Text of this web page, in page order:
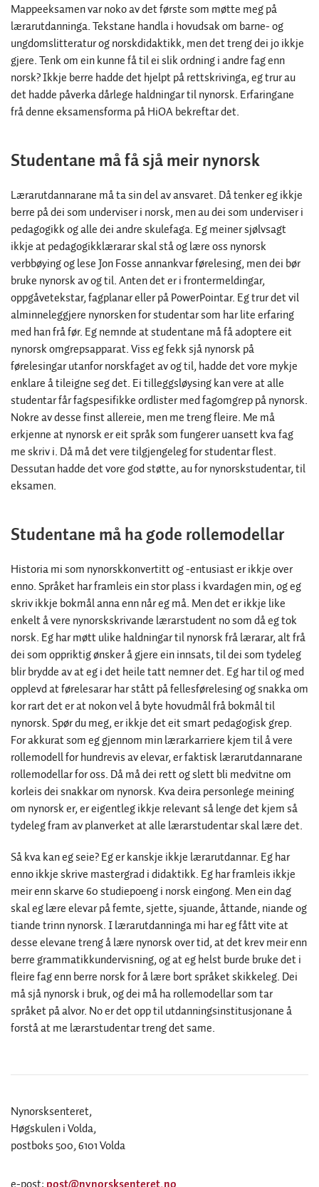
Mappeeksamen var noko av det første som møtte meg på
lærarutdanninga. Tekstane handla i hovudsak om barne- og
ungdomslitteratur og norskdidaktikk, men det treng dei jo ikkje
gjere. Tenk om ein kunne få til ei slik ordning i andre fag enn
norsk? Ikkje berre hadde det hjelpt på rettskrivinga, eg trur au
det hadde påverka dårlege haldningar til nynorsk. Erfaringane
frå denne eksamensforma på HiOA bekreftar det.
Studentane må få sjå meir nynorsk
Lærarutdannarane må ta sin del av ansvaret. Då tenker eg ikkje
berre på dei som underviser i norsk, men au dei som underviser i
pedagogikk og alle dei andre skulefaga. Eg meiner sjølvsagt
ikkje at pedagogikklærarar skal stå og lære oss nynorsk
verbbøying og lese Jon Fosse annankvar førelesing, men dei bør
bruke nynorsk av og til. Anten det er i frontermeldingar,
oppgåvetekstar, fagplanar eller på PowerPointar. Eg trur det vil
alminneleggjere nynorsken for studentar som har lite erfaring
med han frå før. Eg nemnde at studentane må få adoptere eit
nynorsk omgrepsapparat. Viss eg fekk sjå nynorsk på
førelesingar utanfor norskfaget av og til, hadde det vore mykje
enklare å tileigne seg det. Ei tilleggsløysing kan vere at alle
studentar får fagspesifikke ordlister med fagomgrep på nynorsk.
Nokre av desse finst allereie, men me treng fleire. Me må
erkjenne at nynorsk er eit språk som fungerer uansett kva fag
me skriv i. Då må det vere tilgjengeleg for studentar flest.
Dessutan hadde det vore god støtte, au for nynorskstudentar, til
eksamen.
Studentane må ha gode rollemodellar
Historia mi som nynorskkonvertitt og -entusiast er ikkje over
enno. Språket har framleis ein stor plass i kvardagen min, og eg
skriv ikkje bokmål anna enn når eg må. Men det er ikkje like
enkelt å vere nynorskskrivande lærarstudent no som då eg tok
norsk. Eg har møtt ulike haldningar til nynorsk frå lærarar, alt frå
dei som oppriktig ønsker å gjere ein innsats, til dei som tydeleg
blir brydde av at eg i det heile tatt nemner det. Eg har til og med
opplevd at førelesarar har stått på fellesførelesing og snakka om
kor rart det er at nokon vel å byte hovudmål frå bokmål til
nynorsk. Spør du meg, er ikkje det eit smart pedagogisk grep.
For akkurat som eg gjennom min lærarkarriere kjem til å vere
rollemodell for hundrevis av elevar, er faktisk lærarutdannarane
rollemodellar for oss. Då må dei rett og slett bli medvitne om
korleis dei snakkar om nynorsk. Kva deira personlege meining
om nynorsk er, er eigentleg ikkje relevant så lenge det kjem så
tydeleg fram av planverket at alle lærarstudentar skal lære det.
Så kva kan eg seie? Eg er kanskje ikkje lærarutdannar. Eg har
enno ikkje skrive mastergrad i didaktikk. Eg har framleis ikkje
meir enn skarve 60 studiepoeng i norsk eingong. Men ein dag
skal eg lære elevar på femte, sjette, sjuande, åttande, niande og
tiande trinn nynorsk. I lærarutdanninga mi har eg fått vite at
desse elevane treng å lære nynorsk over tid, at det krev meir enn
berre grammatikkundervisning, og at eg helst burde bruke det i
fleire fag enn berre norsk for å lære bort språket skikkeleg. Dei
må sjå nynorsk i bruk, og dei må ha rollemodellar som tar
språket på alvor. No er det opp til utdanningsinstitusjonane å
forstå at me lærarstudentar treng det same.
Nynorsksenteret,
Høgskulen i Volda,
postboks 500, 6101 Volda